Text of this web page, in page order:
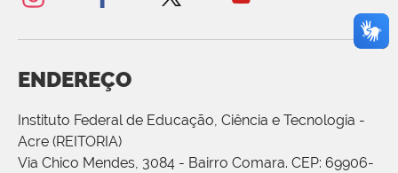
ENDEREÇO
Instituto Federal de Educação, Ciência e Tecnologia -
Acre (REITORIA)
Via Chico Mendes, 3084 - Bairro Comara. CEP: 69906-